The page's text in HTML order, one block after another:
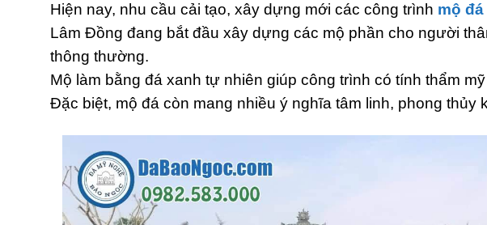
Hiện nay, nhu cầu cải tạo, xây dựng mới các công trình mộ
Lâm Đồng đang bắt đầu xây dựng các mộ phần cho người
thông thường.
Mộ làm bằng đá xanh tự nhiên giúp công trình có tính thẩm
Đặc biệt, mộ đá còn mang nhiều ý nghĩa tâm linh, phong thủy